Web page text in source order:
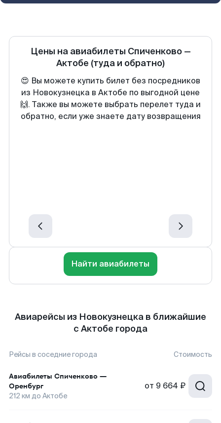
Цены на авиабилеты Спиченково—
Актобе (туда и обратно)
😍 Вы можете купить билет без посредников
из Новокузнецка в Актобе по выгодной цене
🙌. Также вы можете выбрать перелет туда и
обратно, если уже знаете дату возвращения
Найти авиабилеты
Авиарейсы из Новокузнецка в ближайшие
с Актобе города
Рейсы в соседние города Стоимость
Авиабилеты Спиченково —
Оренбург
212 км до Актобе
от 9 664 ₽